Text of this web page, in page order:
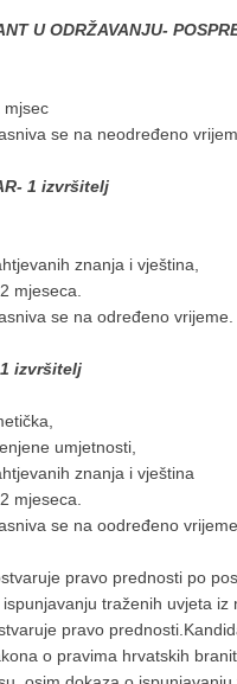
U ODRŽAVANJU-
mjsec
se na neodređeno
1 izvršitelj
znanja i vještina,
mjeseca.
se na određeno vrijeme.
izvršitelj
umjetnosti,
znanja i vještina
mjeseca.
se na oodređeno
pravo prednosti po
traženih uvjeta
pravo
o pravima hrvatskih